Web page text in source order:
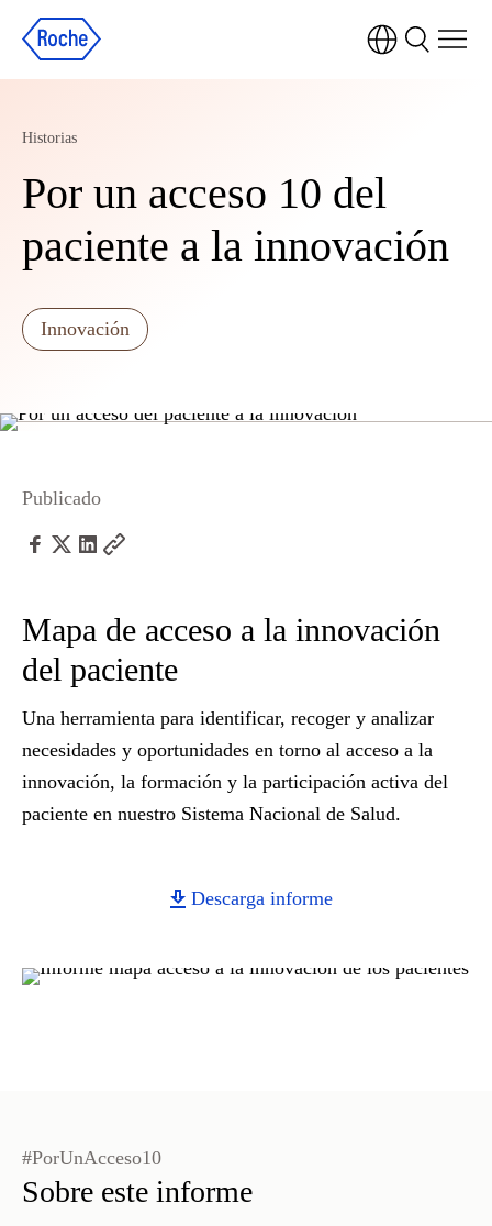
Historias
Por un acceso 10 del
paciente a la innovación
Innovación
Publicado
Mapa de acceso a la innovación
del paciente
Una herramienta para identificar, recoger y analizar
necesidades y oportunidades en torno al acceso a la
innovación, la formación y la participación activa del
paciente en nuestro Sistema Nacional de Salud.
Descarga informe
#PorUnAcceso10
Sobre este informe